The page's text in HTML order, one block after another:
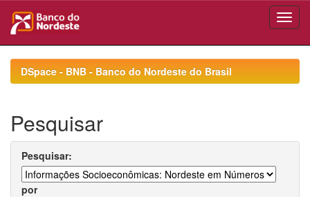
navigationDSpace - BNB - Banco do Nordeste do Brasil
Pesquisar
Pesquisar:
por